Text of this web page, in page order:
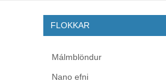
FLOKKAR
Málmblöndur
Nano efni